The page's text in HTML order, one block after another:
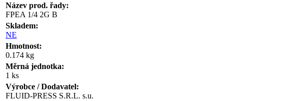
Název prod. řady:
FPEA 1/4 2G B
Skladem:
NE
Hmotnost:
0.174 kg
Měrná jednotka:
1 ks
Výrobce / Dodavatel:
FLUID-PRESS S.R.L. s.u.